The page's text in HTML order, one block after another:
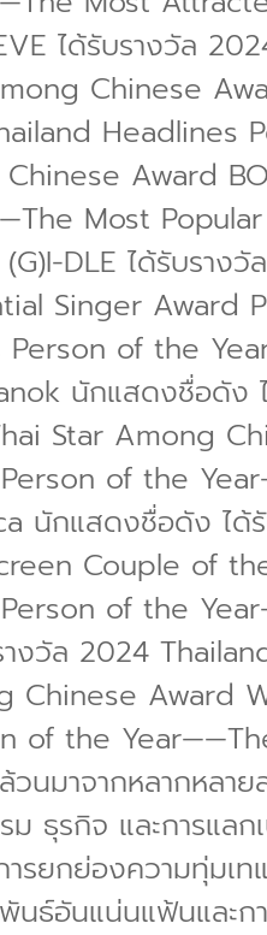
ได้รับรางวัล
Chinese
Award
Most
(G)I-DLE ได้รับร
Singer Award
Person of the
นักแสดงชื่อดัง
Star Among
of the
นักแสดงชื่อดัง ไ
Couple of
of the
างวัล 2024
Award
of the
วนมาจากหลากหล
ธุรกิจ และการแล
รยกย่องความทุ่มเ
ธ์อันแน่นแฟ้นและ